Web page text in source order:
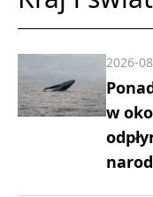
w
2026-